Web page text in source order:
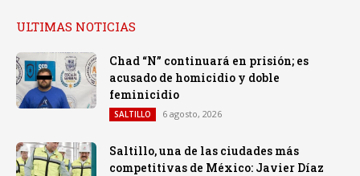
ULTIMAS NOTICIAS
Chad “N” continuará en prisión; es
acusado de homicidio y doble
feminicidio
SALTILLO 6 agosto, 2026
Saltillo, una de las ciudades más
competitivas de México: Javier Díaz